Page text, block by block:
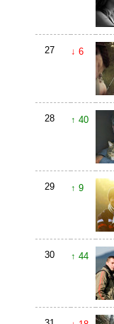
27 ↓ 6
28 ↑ 40
29 ↑ 9
30 ↑ 44